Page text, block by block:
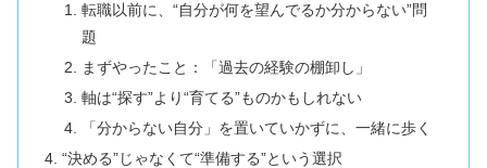
転職以前に、“自分が何を望んでるか分からない”問
題
まずやったこと：「過去の経験の棚卸し」
軸は“探す”より“育てる”ものかもしれない
「分からない自分」を置いていかずに、一緒に歩く
“決める”じゃなくて“準備する”という選択